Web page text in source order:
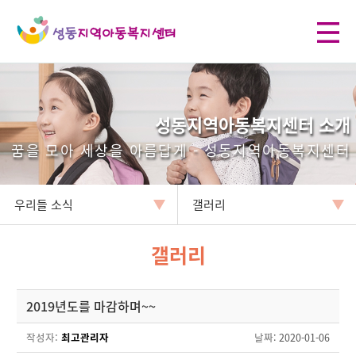
성동지역아동복지센터 소개
꿈을 모아 세상을 아름답게 - 성동지역아동복지센터
우리들 소식 갤러리
갤러리
2019년도를 마감하며~~
작성자: 최고관리자 날짜: 2020-01-06